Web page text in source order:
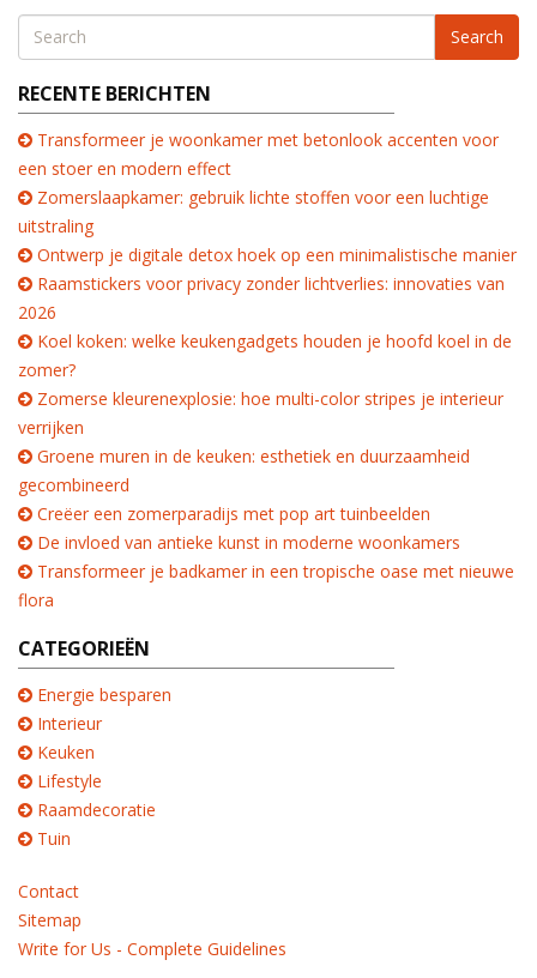
Search
RECENTE BERICHTEN
Transformeer je woonkamer met betonlook accenten voor
een stoer en modern effect
Zomerslaapkamer: gebruik lichte stoffen voor een luchtige
uitstraling
Ontwerp je digitale detox hoek op een minimalistische manier
Raamstickers voor privacy zonder lichtverlies: innovaties van
2026
Koel koken: welke keukengadgets houden je hoofd koel in de
zomer?
Zomerse kleurenexplosie: hoe multi-color stripes je interieur
verrijken
Groene muren in de keuken: esthetiek en duurzaamheid
gecombineerd
Creëer een zomerparadijs met pop art tuinbeelden
De invloed van antieke kunst in moderne woonkamers
Transformeer je badkamer in een tropische oase met nieuwe
flora
CATEGORIEËN
Energie besparen
Interieur
Keuken
Lifestyle
Raamdecoratie
Tuin
Contact
Sitemap
Write for Us - Complete Guidelines